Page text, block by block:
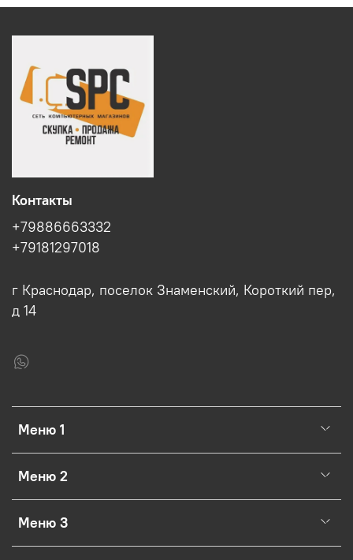
Меню 1
Меню 2
Меню 3
Контакты
+79886663332
+79181297018
г Краснодар, поселок Знаменский, Короткий пер,
д 14